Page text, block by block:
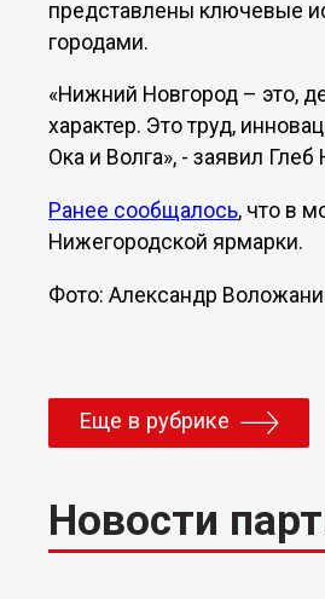
представлены ключевые
городами.
«Нижний Новгород – это,
характер. Это труд,
Ока и Волга», - заявил Глеб
Ранее сообщалось, что в
Нижегородской ярмарки.
Фото: Александр
Еще в рубрике
Новости